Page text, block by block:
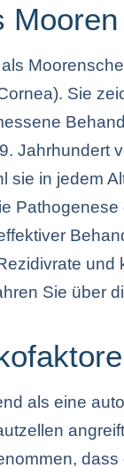
Mooren
Sie
Jahrhundert
sie in jedem
Sie über
als eine